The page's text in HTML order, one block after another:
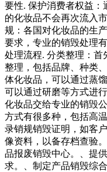
要性. 保护消费者权益：
的化妆品不会再次流入
规：各国对化妆品的生
要求，专业的销毁处理
处理流程. 分类整理：
整理，包括品牌、种类
体化妆品，可以通过蒸
可以通过研磨等方式进
化妆品交给专业的销毁
方式有很多种，包括高
录销规销毁证明，如客
像资料，以备存档查验
品报废销毁中心。、提
求。、制定产品销毁综